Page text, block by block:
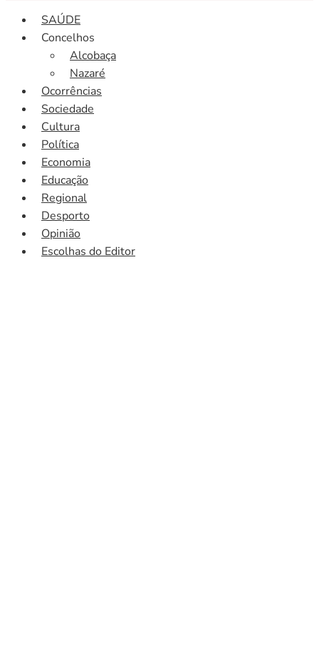
SAÚDE
Concelhos
Alcobaça
Nazaré
Ocorrências
Sociedade
Cultura
Política
Economia
Educação
Regional
Desporto
Opinião
Escolhas do Editor